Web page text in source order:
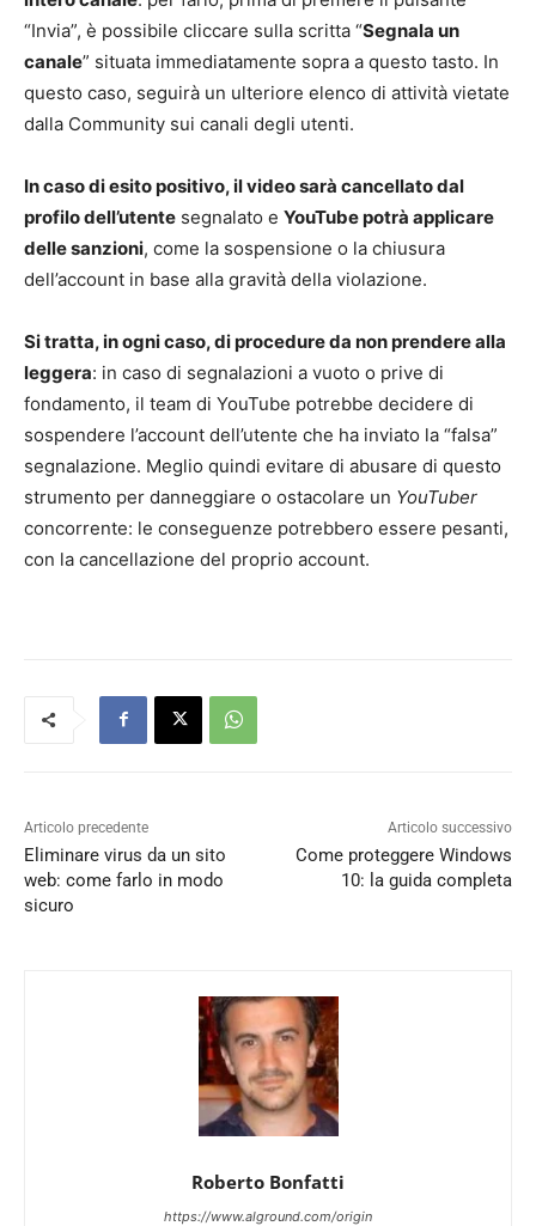
“Invia”, è possibile cliccare sulla scritta “Segnala un
canale” situata immediatamente sopra a questo tasto. In
questo caso, seguirà un ulteriore elenco di attività vietate
dalla Community sui canali degli utenti.
In caso di esito positivo, il video sarà cancellato dal
profilo dell’utente segnalato e YouTube potrà applicare
delle sanzioni, come la sospensione o la chiusura
dell’account in base alla gravità della violazione.
Si tratta, in ogni caso, di procedure da non prendere alla
leggera: in caso di segnalazioni a vuoto o prive di
fondamento, il team di YouTube potrebbe decidere di
sospendere l’account dell’utente che ha inviato la “falsa”
segnalazione. Meglio quindi evitare di abusare di questo
strumento per danneggiare o ostacolare un YouTuber
concorrente: le conseguenze potrebbero essere pesanti,
con la cancellazione del proprio account.
Articolo precedente
Eliminare virus da un sito
web: come farlo in modo
sicuro
Articolo successivo
Come proteggere Windows
10: la guida completa
Roberto Bonfatti
https://www.alground.com/origin